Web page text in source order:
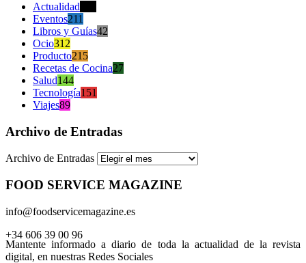
Actualidad
Eventos211
Libros y Guías42
Ocio312
Producto215
Recetas de Cocina27
Salud144
Tecnología151
Viajes89
Archivo de Entradas
Archivo de Entradas
FOOD SERVICE MAGAZINE
info@foodservicemagazine.es
+34 606 39 00 96
Mantente informado a diario de toda la actualidad de la revista
digital, en nuestras Redes Sociales